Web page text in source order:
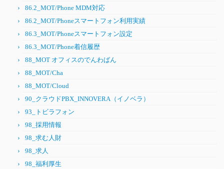
86.2_MOT/Phone MDM対応
86.2_MOT/Phoneスマートフォン利用実績
86.3_MOT/Phoneスマートフォン設定
86.3_MOT/Phone着信履歴
88_MOT オフィスのでんわばん
88_MOT/Cha
88_MOT/Cloud
90_クラウドPBX_INNOVERA（イノベラ）
93_トビラフォン
98_採用情報
98_求む人財
98_求人
98_福利厚生